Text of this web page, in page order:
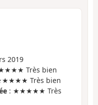
2019
Très bien
Très bien
: ★★★★★ Très